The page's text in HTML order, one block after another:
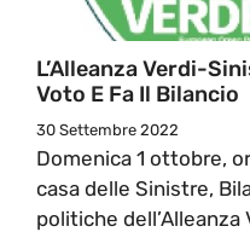
L’Alleanza Verdi-
Voto E Fa Il Bilancio
30 Settembre 2022
Domenica 1 ottobre,
casa delle Sinistre,
politiche dell’Alleanza